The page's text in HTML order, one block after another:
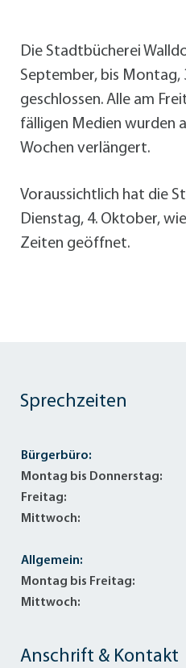
Die Stadtbücherei
September, bis Montag,
geschlossen. Alle am
fälligen Medien wurden
Wochen verlängert.
Voraussichtlich hat die
Dienstag, 4. Oktober,
Zeiten geöffnet.
Anschrift & Kontakt
Sprechzeiten
Bürgerbüro:
Montag bis Donnerstag:
Freitag:
Mittwoch:
Allgemein:
Montag bis Freitag:
Mittwoch: